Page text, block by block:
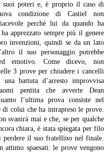
suoi poteri e, è proprio il caso di
condizione di Castiel non
perchè lui da quando ha
apprezzato sempre più il genere
invenzioni, quindi se da un lato
il suo personaggio potrebbe
emotivo. Come dicevo, non
3 prove per chiudere i cancelli
una battuta d’arresto improvvisa
pentita che avverte Dean
l’ultima prova consiste nel
colui che ha intrapreso le prove.
svanirà mai e che, se per qualche
chiara, è stata spiegata per filo
perdere il suo fratellino nel finale.
spaesati: le prove vengono